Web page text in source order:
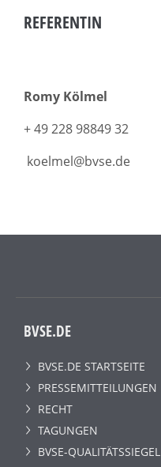
REFERENTIN
Romy Kölmel
+ 49 228 98849 32
koelmel@bvse.de
BVSE.DE
BVSE.DE STARTSEITE
PRESSEMITTEILUNGEN
RECHT
TAGUNGEN
BVSE-QUALITÄTSSIEGEL